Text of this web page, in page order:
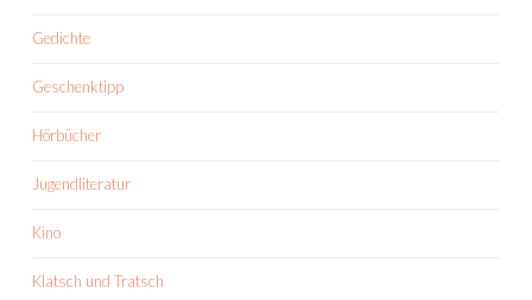
Gedichte
Geschenktipp
Hörbücher
Jugendliteratur
Kino
Klatsch und Tratsch